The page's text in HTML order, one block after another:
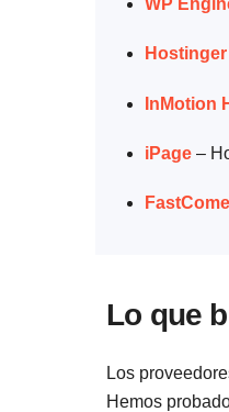
WP
Hostinger
InMotion
iPage –
Lo que
Los
Hemos